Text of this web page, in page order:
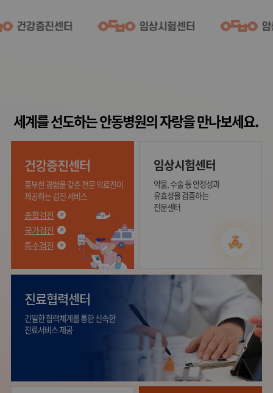
세계를 선도하는 안동병원의 자랑을 만나보세요.
건강증진센터
풍부한 경험을 갖춘전문 의료진이
제공하는검진 서비스
종합검진
국가검진
특수검진
진료협력센터
긴밀한 협력체계를 통한 신속한
진료서비스 제공
임상시험센터
약물, 수술 등 안정성과
유효성을 검증하는
전문센터